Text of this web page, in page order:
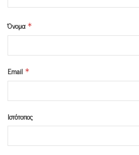
Όνομα *
Email *
Ιστότοπος